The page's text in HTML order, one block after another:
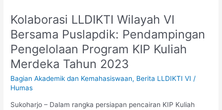
Kolaborasi LLDIKTI Wilayah VI
Bersama Puslapdik: Pendampingan
Pengelolaan Program KIP Kuliah
Merdeka Tahun 2023
Bagian Akademik dan Kemahasiswaan, Berita LLDIKTI VI /
Humas
Sukoharjo – Dalam rangka persiapan pencairan KIP Kuliah
Kolaborasi
LLDIKTI
Wilayah
VI
Bersama
Pendampingan
Pengelolaan
Program